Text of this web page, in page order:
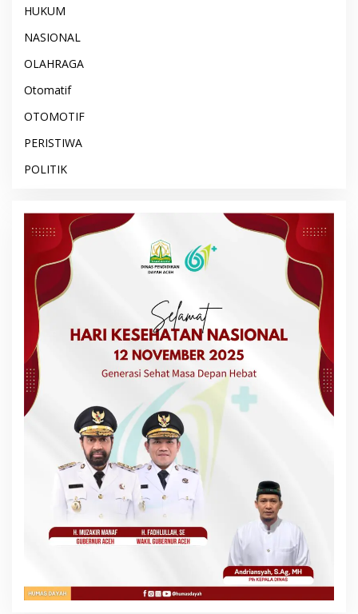
HUKUM
NASIONAL
OLAHRAGA
Otomatif
OTOMOTIF
PERISTIWA
POLITIK